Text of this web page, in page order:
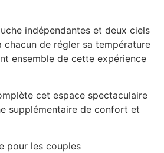
indépendantes et deux ciels
de régler sa température
ensemble de cette expérience
cet espace spectaculaire
supplémentaire de confort et
pour les couples